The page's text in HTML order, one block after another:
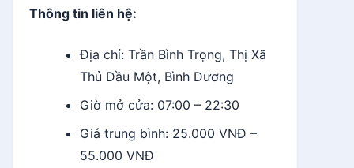
Thông tin liên hệ:
Địa chỉ: Trần Bình Trọng, Thị Xã
Thủ Dầu Một, Bình Dương
Giờ mở cửa: 07:00 – 22:30
Giá trung bình: 25.000 VNĐ –
55.000 VNĐ